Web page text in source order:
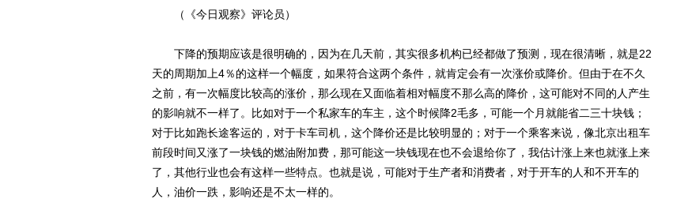
（《今日观察》评论员）
下降的预期应该是很明确的，因为在几天前，其实很多机构已经都做了预测，现在很清晰，就是22
天的周期加上4％的这样一个幅度，如果符合这两个条件，就肯定会有一次涨价或降价。但由于在不久
之前，有一次幅度比较高的涨价，那么现在又面临着相对幅度不那么高的降价，这可能对不同的人产生
的影响就不一样了。比如对于一个私家车的车主，这个时候降2毛多，可能一个月就能省二三十块钱；
对于比如跑长途客运的，对于卡车司机，这个降价还是比较明显的；对于一个乘客来说，像北京出租车
前段时间又涨了一块钱的燃油附加费，那可能这一块钱现在也不会退给你了，我估计涨上来也就涨上来
了，其他行业也会有这样一些特点。也就是说，可能对于生产者和消费者，对于开车的人和不开车的
人，油价一跌，影响还是不太一样的。